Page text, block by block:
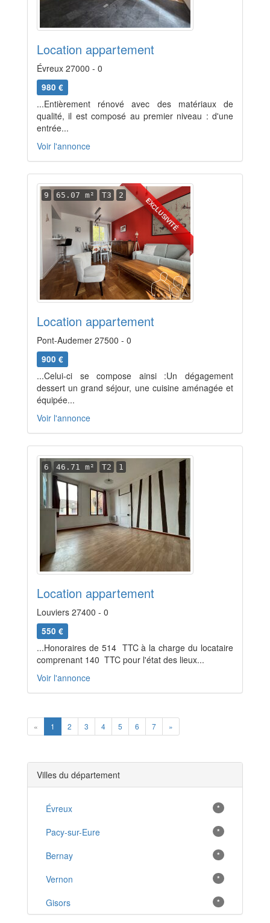
Location appartement
Évreux 27000 - 0
980 €
...Entièrement rénové avec des matériaux de
qualité, il est composé au premier niveau : d'une
entrée...
Voir l'annonce
EXCLUSIVITÉ
9 65.07 m² T3 2
Location appartement
Pont-Audemer 27500 - 0
900 €
...Celui-ci se compose ainsi :Un dégagement
dessert un grand séjour, une cuisine aménagée et
équipée...
Voir l'annonce
6 46.71 m² T2 1
Location appartement
Louviers 27400 - 0
550 €
...Honoraires de 514  TTC à la charge du locataire
comprenant 140  TTC pour l'état des lieux...
Voir l'annonce
« Previous
1 2 3 4 5 6 7 »
Villes du département
Évreux *
Pacy-sur-Eure *
Bernay *
Vernon *
Gisors *